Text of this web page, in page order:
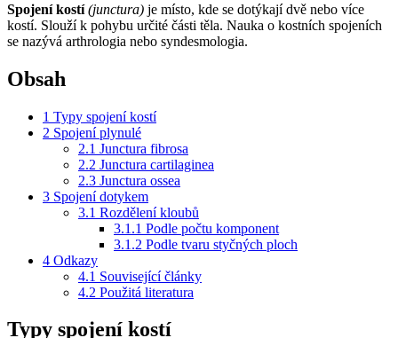
Spojení kostí (junctura) je místo, kde se dotýkají dvě nebo více
kostí. Slouží k pohybu určité části těla. Nauka o kostních spojeních
se nazývá arthrologia nebo syndesmologia.
Obsah
1 Typy spojení kostí
2 Spojení plynulé
2.1 Junctura fibrosa
2.2 Junctura cartilaginea
2.3 Junctura ossea
3 Spojení dotykem
3.1 Rozdělení kloubů
3.1.1 Podle počtu komponent
3.1.2 Podle tvaru styčných ploch
4 Odkazy
4.1 Související články
4.2 Použitá literatura
Typy spojení kostí